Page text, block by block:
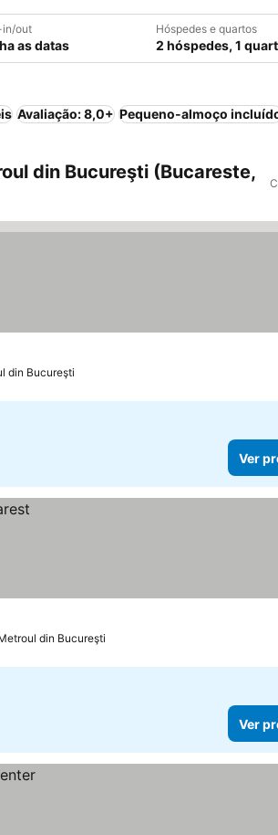
out
as datas
Hóspedes e quartos
2 hóspedes, 1
Avaliação: 8,0+ Pequeno-almoço
din Bucureşti (Bucareste,
din Bucureşti
Ver
din Bucureşti
Ver